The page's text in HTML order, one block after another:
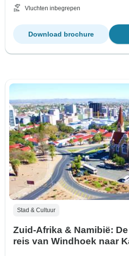
Vluchten inbegrepen
Download brochure
Stad & Cultuur
Zuid-Afrika & Namibië:
reis van Windhoek naar